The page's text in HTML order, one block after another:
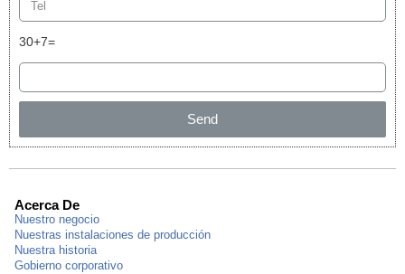
30+7=
Send
Acerca De
Nuestro negocio
Nuestras instalaciones de producción
Nuestra historia
Gobierno corporativo